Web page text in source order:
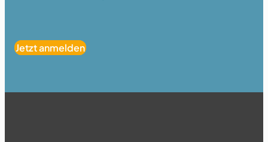
Jetzt anmelden